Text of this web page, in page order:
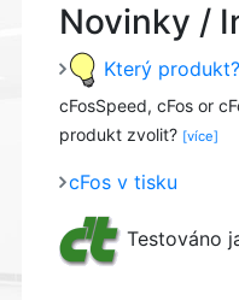
Novinky /
Který produkt?
cFosSpeed, cFos or
produkt zvolit? [více]
cFos v tisku
Testováno